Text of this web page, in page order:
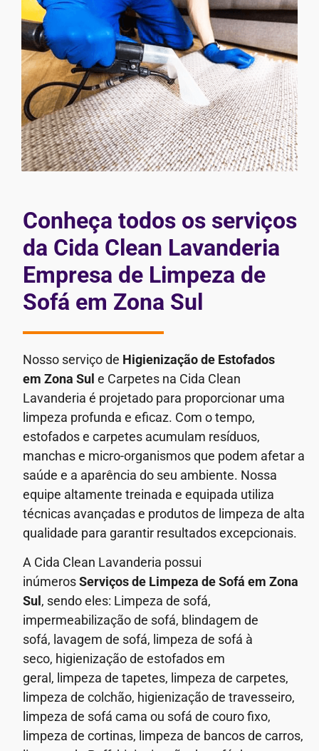
Conheça todos os serviços
da Cida Clean Lavanderia
Empresa de Limpeza de
Sofá em Zona Sul
Nosso serviço de Higienização de Estofados
em Zona Sul e Carpetes na Cida Clean
Lavanderia é projetado para proporcionar uma
limpeza profunda e eficaz. Com o tempo,
estofados e carpetes acumulam resíduos,
manchas e micro-organismos que podem afetar a
saúde e a aparência do seu ambiente. Nossa
equipe altamente treinada e equipada utiliza
técnicas avançadas e produtos de limpeza de alta
qualidade para garantir resultados excepcionais.
A Cida Clean Lavanderia possui
inúmerosServiços de Limpeza de Sofá em Zona
Sul , sendo eles: Limpeza de sofá,
impermeabilização de sofá, blindagem de
sofá, lavagem de sofá, limpeza de sofá à
seco, higienização de estofados em
geral, limpeza de tapetes, limpeza de carpetes,
limpeza de colchão, higienização de travesseiro,
limpeza de sofá cama ou sofá de couro fixo,
limpeza de cortinas, limpeza de bancos de carros,